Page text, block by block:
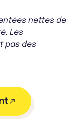
nettes de
Les
pas des